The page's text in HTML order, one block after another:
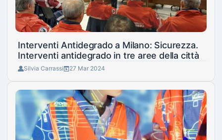
Interventi Antidegrado a Milano: Sicurezza.
Interventi antidegrado in tre aree della città
Silvia Carrassi 27 Mar 2024